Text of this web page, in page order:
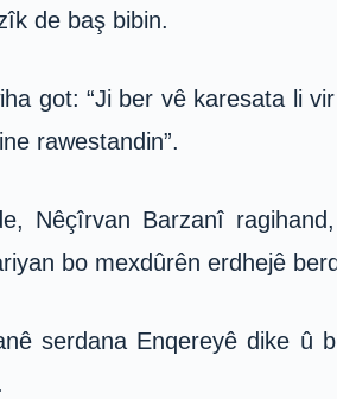
de baş bibin.
got: “Ji ber vê karesata li
rawestandin”.
Nêçîrvan Barzanî
bo mexdûrên erdhejê
serdana Enqereyê dike û